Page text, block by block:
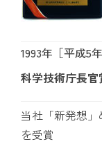
1993年［平成5
科学技術庁長官
当社「新発想
を受賞